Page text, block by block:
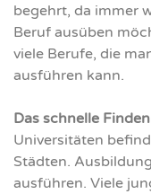
begehrt, da immer
Beruf ausüben
viele Berufe, die
ausführen kann.
Das schnelle Finden
Universitäten
Städten.
ausführen. Viele